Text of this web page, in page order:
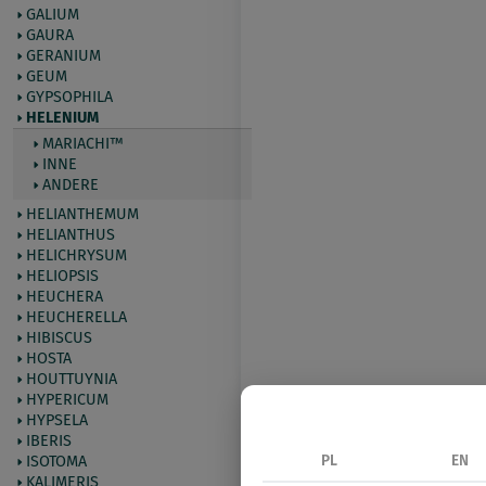
GALIUM
GAURA
GERANIUM
GEUM
GYPSOPHILA
HELENIUM
MARIACHI™
INNE
ANDERE
HELIANTHEMUM
HELIANTHUS
HELICHRYSUM
HELIOPSIS
HEUCHERA
HEUCHERELLA
HIBISCUS
HOSTA
HOUTTUYNIA
HYPERICUM
HYPSELA
IBERIS
ISOTOMA
KALIMERIS
PL EN